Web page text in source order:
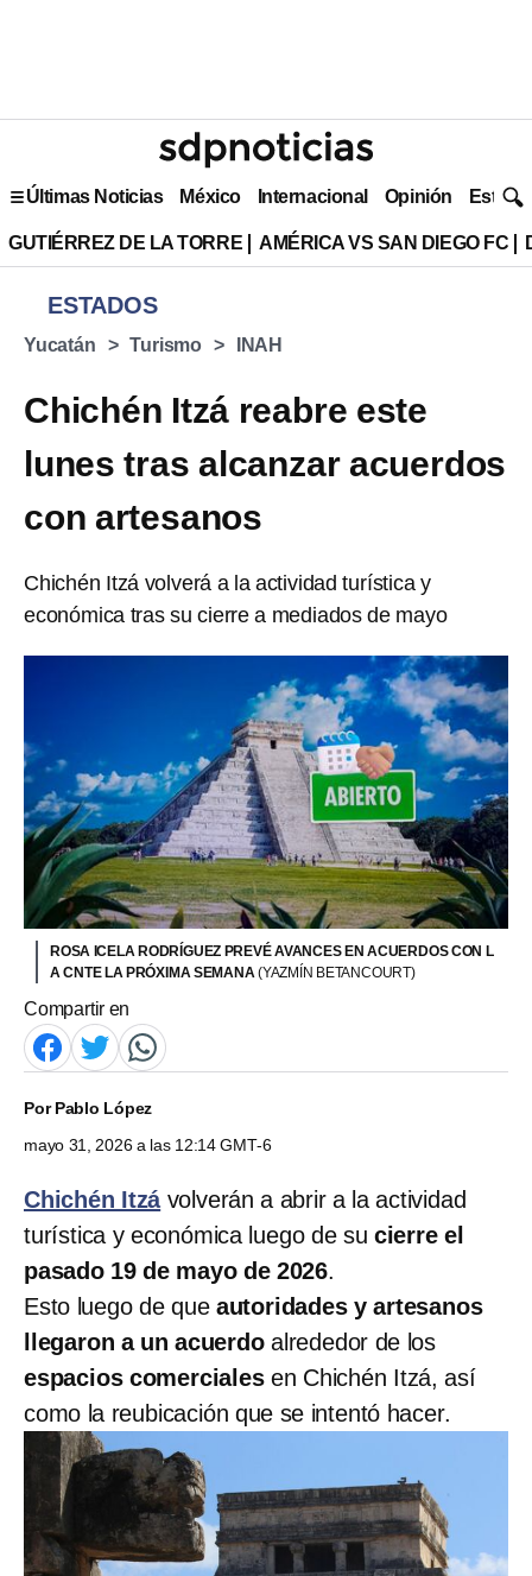
Últimas Noticias México Internacional Opinión Estilo
GUTIÉRREZ DE LA TORRE AMÉRICA VS SAN DIEGO FC
ESTADOS
Yucatán Turismo INAH
Chichén Itzá reabre este
lunes tras alcanzar acuerdos
con artesanos
Chichén Itzá volverá a la actividad turística y
económica tras su cierre a mediados de mayo
ROSA ICELA RODRÍGUEZ PREVÉ AVANCES EN ACUERDOS CON L
A CNTE LA PRÓXIMA SEMANA(YAZMÍN BETANCOURT)
Compartir en
PorPablo López
mayo 31, 2026 a las 12:14 GMT-6
Chichén Itzávolverán a abrir a la actividad
turística y económica luego de su cierre el
pasado 19 de mayo de 2026.
Esto luego de queautoridades y artesanos
llegaron a un acuerdoalrededor de los
espacios comercialesen Chichén Itzá, así
como la reubicación que se intentó hacer.